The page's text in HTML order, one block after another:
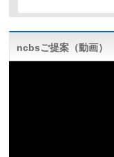
ncbsご提案（動画）